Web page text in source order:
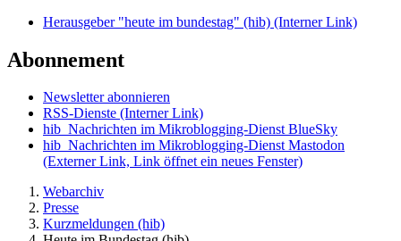
Herausgeber "heute im bundestag" (hib) (Interner Link)
Abonnement
Newsletter abonnieren
RSS-Dienste (Interner Link)
hib_Nachrichten im Mikroblogging-Dienst BlueSky
hib_Nachrichten im Mikroblogging-Dienst Mastodon
(Externer Link, Link öffnet ein neues Fenster)
Webarchiv
Presse
Kurzmeldungen (hib)